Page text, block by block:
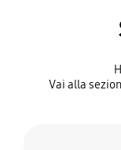
Vai alla